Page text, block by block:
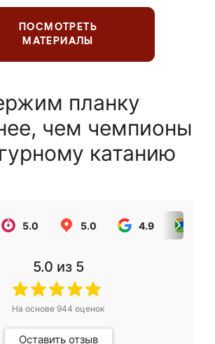
ПОСМОТРЕТЬ
МАТЕРИАЛЫ
планку
чем чемпионы
катанию
5.0 5.0 4.9
5.0 из 5
На основе 944 оценок
Оставить отзыв